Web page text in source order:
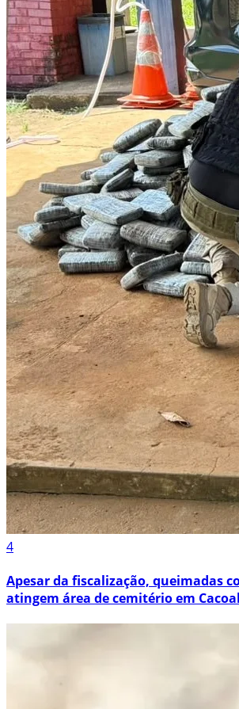
4
Apesar da fiscalização, queimadas
atingem área de cemitério em Cacoal